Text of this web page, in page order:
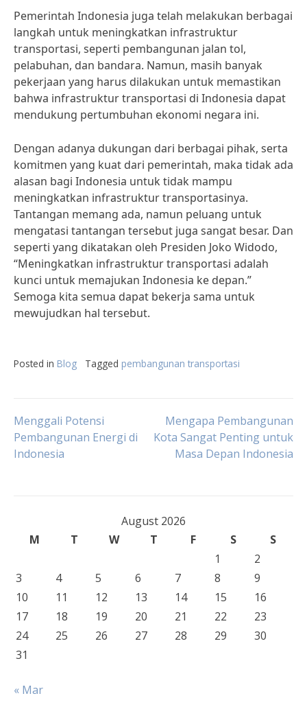
Pemerintah Indonesia juga telah melakukan berbagai
langkah untuk meningkatkan infrastruktur
transportasi, seperti pembangunan jalan tol,
pelabuhan, dan bandara. Namun, masih banyak
pekerjaan yang harus dilakukan untuk memastikan
bahwa infrastruktur transportasi di Indonesia dapat
mendukung pertumbuhan ekonomi negara ini.
Dengan adanya dukungan dari berbagai pihak, serta
komitmen yang kuat dari pemerintah, maka tidak ada
alasan bagi Indonesia untuk tidak mampu
meningkatkan infrastruktur transportasinya.
Tantangan memang ada, namun peluang untuk
mengatasi tantangan tersebut juga sangat besar. Dan
seperti yang dikatakan oleh Presiden Joko Widodo,
“Meningkatkan infrastruktur transportasi adalah
kunci untuk memajukan Indonesia ke depan.”
Semoga kita semua dapat bekerja sama untuk
mewujudkan hal tersebut.
Posted in Blog Tagged pembangunan transportasi
Post
navigation
Menggali Potensi
Pembangunan Energi di
Indonesia
Mengapa Pembangunan
Kota Sangat Penting untuk
Masa Depan Indonesia
August 2026
M
T W T F S
S
1
2
3
4 5 6 7 8
9
10
11 12 13 14 15
16
17
18 19 20 21 22
23
24
25 26 27 28 29
30
31
« Mar